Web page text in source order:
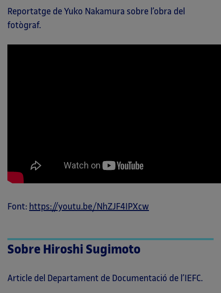
Reportatge de Yuko Nakamura sobre l’obra del
fotògraf.
Font: https://youtu.be/NhZJF4IPXcw
Sobre Hiroshi Sugimoto
Article del Departament de Documentació de l’IEFC.